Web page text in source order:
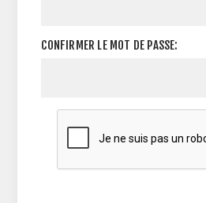
CONFIRMER LE MOT DE PASSE: